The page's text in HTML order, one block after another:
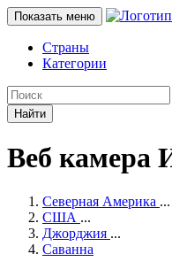
Показать меню
Страны
Категории
Найти
Веб камера
Северная Америка ...
США ...
Джорджия ...
Саванна